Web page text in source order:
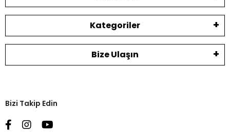
Kategoriler
Bize Ulaşın
Bizi Takip Edin